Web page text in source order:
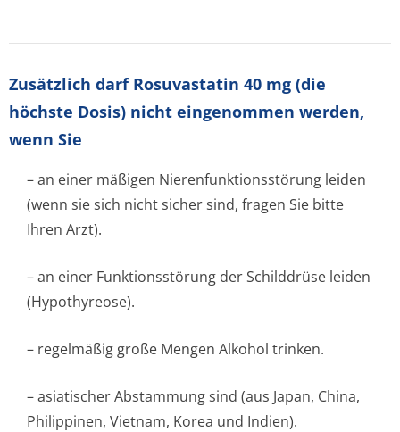
Zusätzlich darf Rosuvastatin 40 mg (die
höchste Dosis) nicht eingenommen werden,
wenn Sie
– an einer mäßigen Nierenfunktion­sstörung leiden
(wenn sie sich nicht sicher sind, fragen Sie bitte
Ihren Arzt).
– an einer Funktionsstörung der Schilddrüse leiden
(Hypothyreose).
– regelmäßig große Mengen Alkohol trinken.
– asiatischer Abstammung sind (aus Japan, China,
Philippinen, Vietnam, Korea und Indien).